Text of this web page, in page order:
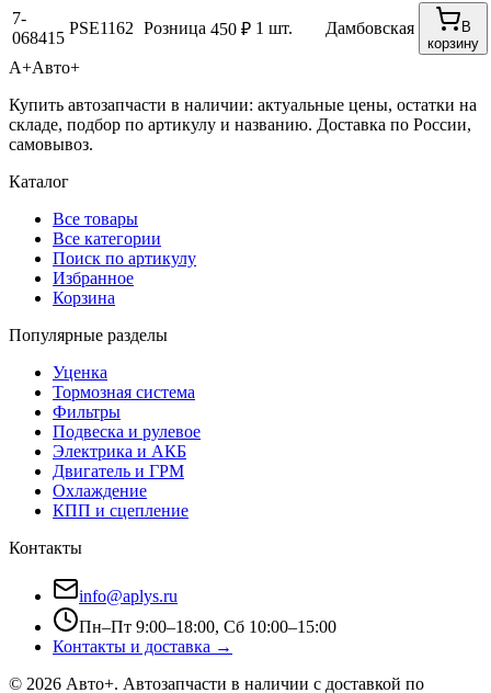
7-
068415
PSE1162 Розница 450 ₽ 1 шт. Дамбовская
В
корзину
А+Авто+
Купить автозапчасти в наличии: актуальные цены, остатки на
складе, подбор по артикулу и названию. Доставка по России,
самовывоз.
Каталог
Все товары
Все категории
Поиск по артикулу
Избранное
Корзина
Популярные разделы
Уценка
Тормозная система
Фильтры
Подвеска и рулевое
Электрика и АКБ
Двигатель и ГРМ
Охлаждение
КПП и сцепление
Контакты
info@aplys.ru
Пн–Пт 9:00–18:00, Сб 10:00–15:00
Контакты и доставка →
© 2026 Авто+. Автозапчасти в наличии с доставкой по